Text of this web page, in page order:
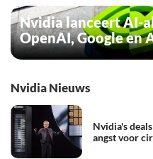
Nvidia lanceert AI-
OpenAI, Google en
Nvidia Nieuws
Nvidia's
angst voor